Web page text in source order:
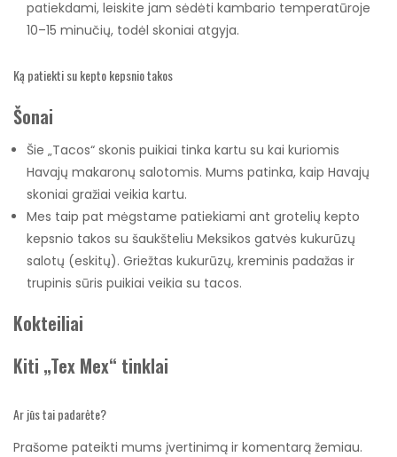
patiekdami, leiskite jam sėdėti kambario temperatūroje
10–15 minučių, todėl skoniai atgyja.
Ką patiekti su kepto kepsnio takos
Šonai
Šie „Tacos“ skonis puikiai tinka kartu su kai kuriomis
Havajų makaronų salotomis. Mums patinka, kaip Havajų
skoniai gražiai veikia kartu.
Mes taip pat mėgstame patiekiami ant grotelių kepto
kepsnio takos su šaukšteliu Meksikos gatvės kukurūzų
salotų (eskitų). Griežtas kukurūzų, kreminis padažas ir
trupinis sūris puikiai veikia su tacos.
Kokteiliai
Kiti „Tex Mex“ tinklai
Ar jūs tai padarėte?
Prašome pateikti mums įvertinimą ir komentarą žemiau.